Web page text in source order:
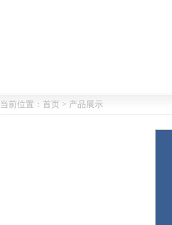
当前位置：首页 > 产品展示